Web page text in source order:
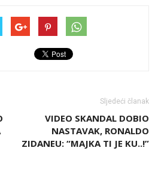
Sljedeći članak
VIDEO SKANDAL DOBIO
NASTAVAK, RONALDO
ZIDANEU: “MAJKA TI JE KU..!”